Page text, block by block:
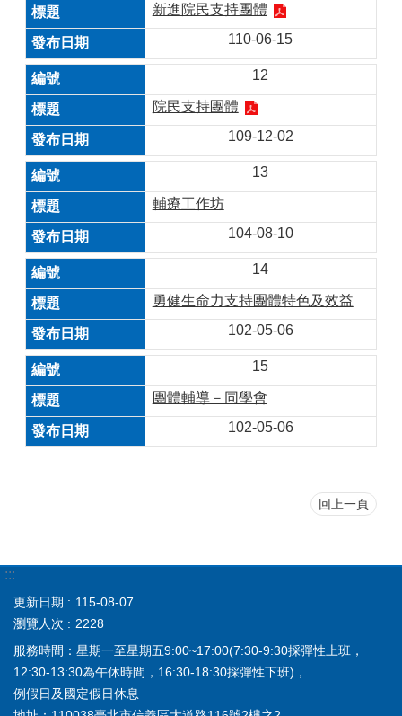
新進院民支持團體
110-06-15
12
院民支持團體
109-12-02
13
輔療工作坊
104-08-10
14
勇健生命力支持團體特色及效益
102-05-06
15
團體輔導－同學會
102-05-06
回上一頁
:::
更新日期
115-08-07
瀏覽人次
2228
服務時間：星期一至星期五9:00~17:00(7:30-9:30採彈性上班，
12:30-13:30為午休時間，16:30-18:30採彈性下班)，
例假日及國定假日休息